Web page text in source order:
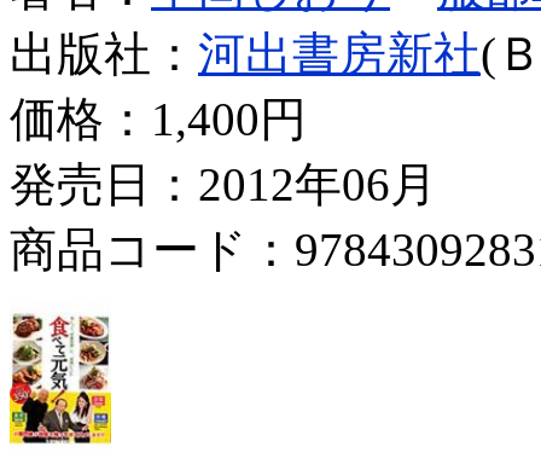
出版社： 河出書房新社(
価格： 1,400円
発売日：2012年06月
商品コード：